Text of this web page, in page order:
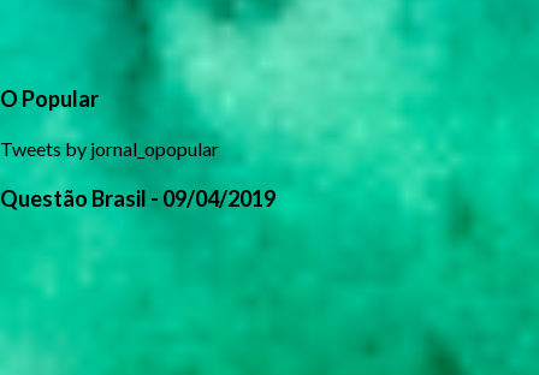
O Popular
Tweets by jornal_opopular
Questão Brasil - 09/04/2019